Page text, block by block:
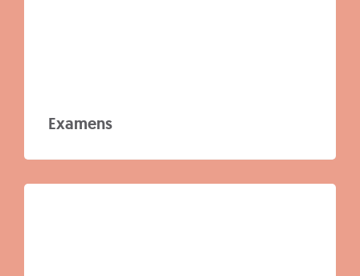
Examens